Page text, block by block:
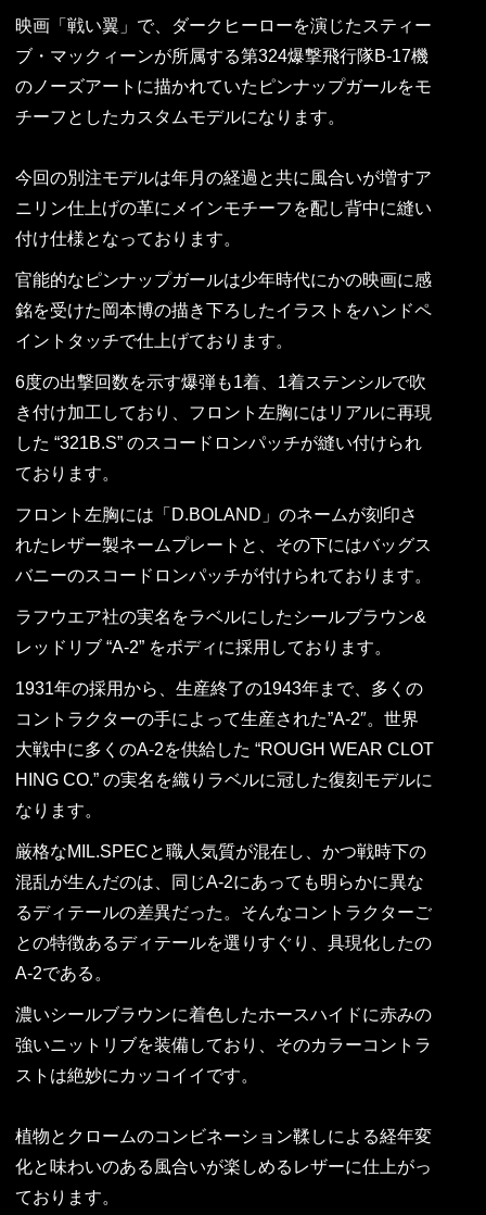
映画「戦い翼」で、ダークヒーローを演じたスティー
ブ・マックィーンが所属する第324爆撃飛行隊B-17機
のノーズアートに描かれていたピンナップガールをモ
チーフとしたカスタムモデルになります。
今回の別注モデルは年月の経過と共に風合いが増すア
ニリン仕上げの革にメインモチーフを配し背中に縫い
付け仕様となっております。
官能的なピンナップガールは少年時代にかの映画に感
銘を受けた岡本博の描き下ろしたイラストをハンドペ
イントタッチで仕上げております。
6度の出撃回数を示す爆弾も1着、1着ステンシルで吹
き付け加工しており、フロント左胸にはリアルに再現
した “321B.S” のスコードロンパッチが縫い付けられ
ております。
フロント左胸には「D.BOLAND」のネームが刻印さ
れたレザー製ネームプレートと、その下にはバッグス
バニーのスコードロンパッチが付けられております。
ラフウエア社の実名をラベルにしたシールブラウン&
レッドリブ “A-2” をボディに採用しております。
1931年の採用から、生産終了の1943年まで、多くの
コントラクターの手によって生産された”A-2″。世界
大戦中に多くのA-2を供給した “ROUGH WEAR CLOT
HING CO.” の実名を織りラベルに冠した復刻モデルに
なります。
厳格なMIL.SPECと職人気質が混在し、かつ戦時下の
混乱が生んだのは、同じA-2にあっても明らかに異な
るディテールの差異だった。そんなコントラクターご
との特徴あるディテールを選りすぐり、具現化したの
A-2である。
濃いシールブラウンに着色したホースハイドに赤みの
強いニットリブを装備しており、そのカラーコントラ
ストは絶妙にカッコイイです。
植物とクロームのコンビネーション鞣しによる経年変
化と味わいのある風合いが楽しめるレザーに仕上がっ
ております。